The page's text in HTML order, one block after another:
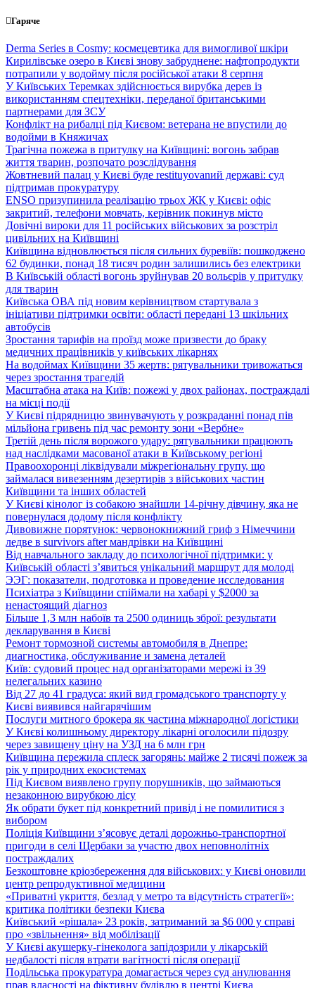
Перейти
вмісту
Гаряче
Derma Series в Cosmy: космецевтика для вимогливої шкіри
Кирилівське озеро в Києві знову забруднене: нафтопродукти
потрапили у водойму після російської атаки 8 серпня
У Київських Теремках здійснюється вирубка дерев із
використанням спецтехніки, переданої британськими
партнерами для ЗСУ
Конфлікт на рибалці під Києвом: ветерана не впустили до
водойми в Княжичах
Трагічна пожежа в притулку на Київщині: вогонь забрав
життя тварин, розпочато розслідування
Жовтневий палац у Києві буде restituyovanий державі: суд
підтримав прокуратуру
ENSO призупинила реалізацію трьох ЖК у Києві: офіс
закритий, телефони мовчать, керівник покинув місто
Довічні вироки для 11 російських військових за розстріл
цивільних на Київщині
Київщина відновлюється після сильних буревіїв: пошкоджено
62 будинки, понад 18 тисяч родин залишились без електрики
В Київській області вогонь зруйнував 20 вольєрів у притулку
для тварин
Київська ОВА під новим керівництвом стартувала з
ініціативи підтримки освіти: області передані 13 шкільних
автобусів
Зростання тарифів на проїзд може призвести до браку
медичних працівників у київських лікарнях
На водоймах Київщини 35 жертв: рятувальники тривожаться
через зростання трагедій
Масштабна атака на Київ: пожежі у двох районах, постраждалі
на місці події
У Києві підрядницю звинувачують у розкраданні понад пів
мільйона гривень під час ремонту зони «Вербне»
Третій день після ворожого удару: рятувальники працюють
над наслідками масованої атаки в Київському регіоні
Правоохоронці ліквідували міжрегіональну групу, що
займалася вивезенням дезертирів з військових частин
Київщини та інших областей
У Києві кінолог із собакою знайшли 14-річну дівчину, яка не
повернулася додому після конфлікту
Дивовижне порятунок: червонокнижний гриф з Німеччини
ледве в survivors after мандрівки на Київщині
Від навчального закладу до психологічної підтримки: у
Київській області з’явиться унікальний маршрут для молоді
ЭЭГ: показатели, подготовка и проведение исследования
Психіатра з Київщини спіймали на хабарі у $2000 за
ненастоящий діагноз
Більше 1,3 млн набоїв та 2500 одиниць зброї: результати
декларування в Києві
Ремонт тормозной системы автомобиля в Днепре:
диагностика, обслуживание и замена деталей
Київ: судовий процес над організаторами мережі із 39
нелегальних казино
Від 27 до 41 градуса: який вид громадського транспорту у
Києві виявився найгарячішим
Послуги митного брокера як частина міжнародної логістики
У Києві колишньому директору лікарні оголосили підозру
через завищену ціну на УЗД на 6 млн грн
Київщина пережила сплеск загорянь: майже 2 тисячі пожеж за
рік у природних екосистемах
Під Києвом виявлено групу порушників, що займаються
незаконною вирубкою лісу
Як обрати букет під конкретний привід і не помилитися з
вибором
Поліція Київщини з’ясовує деталі дорожньо-транспортної
пригоди в селі Щербаки за участю двох неповнолітніх
постраждалих
Безкоштовне кріозбереження для військових: у Києві оновили
центр репродуктивної медицини
«Приватні укриття, безлад у метро та відсутність стратегії»:
критика політики безпеки Києва
Київський «рішала» 23 років, затриманий за $6 000 у справі
про «звільнення» від мобілізації
У Києві акушерку-гінеколога запідозрили у лікарській
недбалості після втрати вагітності після операції
Подільська прокуратура домагається через суд анулювання
прав власності на фіктивну будівлю в центрі Києва